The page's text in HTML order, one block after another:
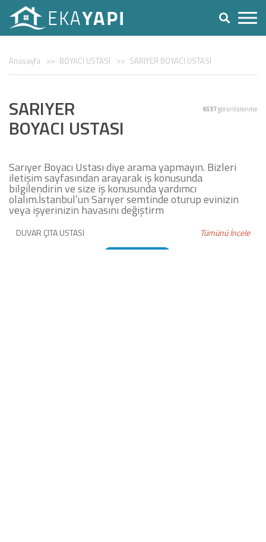
Anasayfa BOYACI USTASI SARIYER BOYACI USTASI
SARIYER
BOYACI USTASI
6537görüntülenme
Sarıyer Boyacı Ustası diye arama yapmayın. Bizleri
iletişim sayfasından arayarak iş konusunda
bilgilendirin ve size iş konusunda yardımcı
olalım.İstanbul’un Sarıyer semtinde oturup evinizin
veya işyerinizin havasını değiştirm
DUVAR ÇITA USTASI Tümünü İncele